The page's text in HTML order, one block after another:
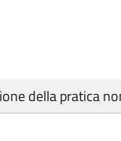
della pratica